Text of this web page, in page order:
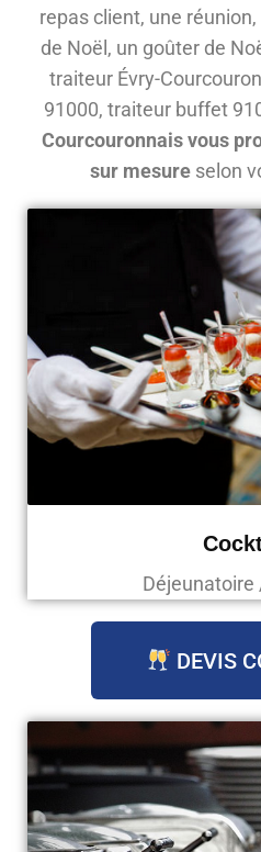
repas client, une
de Noël, un goûter de
traiteur Évry-
91000, traiteur buffet
Courcouronnais vous
sur mesure selon
Déjeunatoire
DEVIS